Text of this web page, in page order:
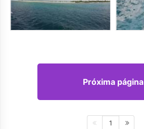
Próxima página
1